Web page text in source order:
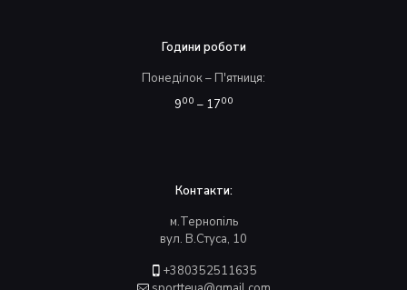
Години роботи
Понеділок – П'ятниця:
900 – 1700
Контакти:
м.Тернопіль
вул. В.Стуса, 10
+380352511635